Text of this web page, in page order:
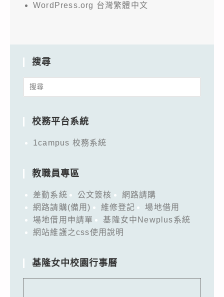
WordPress.org 台灣繁體中文
搜尋
Search
校務平台系統
1campus 校務系統
教職員專區
差勤系統 公文簽核
網路請購
網路請購(備用)
維修登記
場地借用
場地借用申請單
基隆女中Newplus系統
網站維護之css使用說明
基隆女中校園行事曆